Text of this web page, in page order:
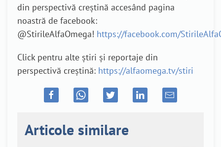
din perspectivă creștină accesând pagina
noastră de facebook:
@StirileAlfaOmega! https://facebook.com/
Click pentru alte știri și reportaje din
perspectivă creștină: https://alfaomega.tv/stiri
Articole similare